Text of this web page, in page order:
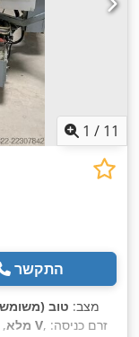
1 / 11
התקשר
מצב: טוב
מלא, 400 V , זרם כניסה: